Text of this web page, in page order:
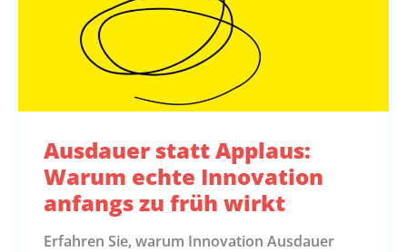
Ausdauer statt Applaus:
Warum echte Innovation
anfangs zu früh wirkt
Erfahren Sie, warum Innovation Ausdauer